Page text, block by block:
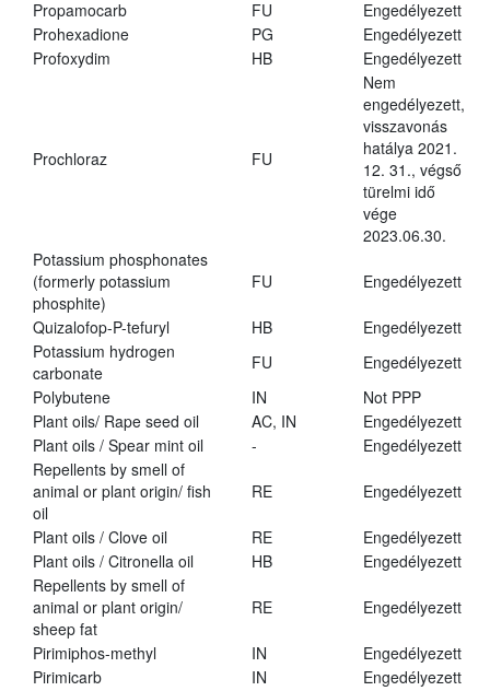
Propamocarb
FU
Engedélyezett
Prohexadione
PG
Engedélyezett
Profoxydim
HB Engedélyezett
Prochloraz FU
Nem
engedélyezett,
visszavonás
hatálya 2021.
12. 31., végső
türelmi idő
vége
2023.06.30.
Potassium phosphonates
(formerly potassium
phosphite)
FU Engedélyezett
Quizalofop-P-tefuryl HB
Engedélyezett
Potassium hydrogen
carbonate
FU
Engedélyezett
Polybutene
IN
Not PPP
Plant oils/ Rape seed oil
AC, IN
Engedélyezett
Plant oils / Spear mint oil
-
Engedélyezett
Repellents by smell of
animal or plant origin/ fish
oil
RE Engedélyezett
Plant oils / Clove oil RE
Engedélyezett
Plant oils / Citronella oil
HB
Engedélyezett
Repellents by smell of
animal or plant origin/
sheep fat
RE Engedélyezett
Pirimiphos-methyl IN
Engedélyezett
Pirimicarb
IN
Engedélyezett